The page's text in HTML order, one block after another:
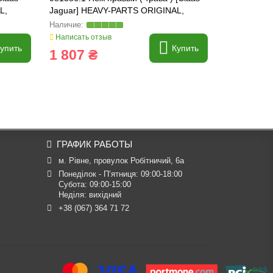
Jaguar] HEAVY-PARTS ORIGINAL,
981386
Написать отзыв
1 807 ₴ Купить
ГРАФИК РАБОТЫ
м. Рівне, провулок Робітничий, 6а
Понеділок - П’ятниця: 09:00-18:00
Субота: 09:00-15:00
Неділя: вихідний
+38 (067) 364 71 72